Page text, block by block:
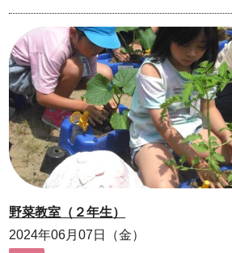
野菜教室（２年生）
2024年06月07日（金）